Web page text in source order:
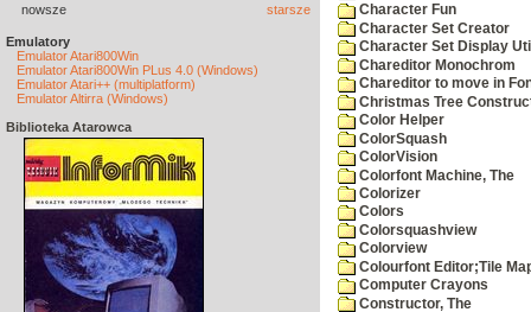
nowsze starsze
Emulatory
Emulator Atari800Win
Emulator Atari800Win PLus 4.0 (Windows)
Emulator Atari++ (multiplatform)
Emulator Altirra (Windows)
Biblioteka Atarowca
Character Fun
Character Set Creator
Character Set Display
Chareditor Monochrom
Chareditor to move in
Christmas Tree
Color Helper
ColorSquash
ColorVision
Colorfont Machine, The
Colorizer
Colors
Colorsquashview
Colorview
Colourfont Editor;Tile
Computer Crayons
Constructor, The